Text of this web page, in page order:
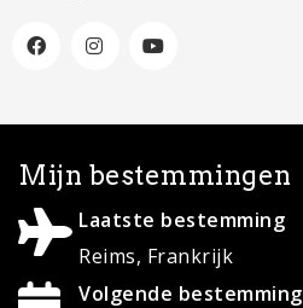
Mijn bestemmingen
Laatste bestemming
Reims, Frankrijk
Volgende bestemming